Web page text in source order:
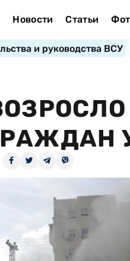
Новости Статьи
и руководства ВСУ